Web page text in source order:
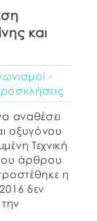
και
-
αναθέσει
οξυγόνου
Τεχνική
άρθρου
η
δεν